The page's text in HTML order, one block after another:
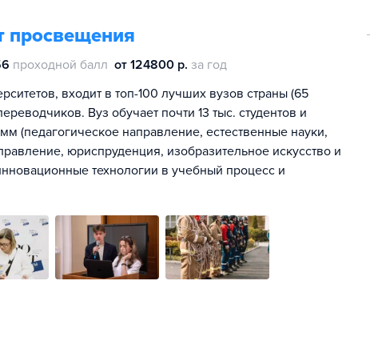
просвещения
проходной балл от 124800 р. за год
входит в топ-100 лучших вузов страны (65
Вуз обучает почти 13 тыс. студентов и
(педагогическое направление, естественные науки,
юриспруденция, изобразительное искусство и
технологии в учебный процесс и